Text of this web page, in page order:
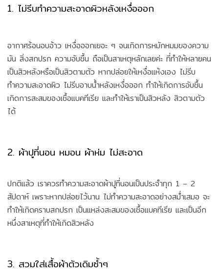
1. ไม่รีบทำความสะอาดผิวหลังเหงื่อออก
อากาศร้อนอบอ้าว เหงื่อออกเยอะ ๆ จนเกิดการหมักหมมของความ
มัน สิ่งสกปรก ความอับชื้น ถือเป็นสาเหตุหลักเลยค่ะ ที่ทำให้หลายคน
เป็นสิวหลังหรือเป็นสิวตามตัว หากปล่อยให้เหงื่อแห้งเอง ไม่รีบ
ทำความสะอาดผิว ไม่รีบอาบน้ำหลังเหงื่อออก ทำให้เกิดการอับชื้น
เกิดการสะสมของเชื้อแบคทีเรีย และทำให้เราเป็นสิวหลัง สิวตามตัว
ได้
2. ผ้าปูที่นอน หมอน ผ้าห่ม ไม่สะอาด
ปกติแล้ว เราควรทำความสะอาดผ้าปูที่นอนเป็นประจำทุก 1 – 2
สัปดาห์ เพราะหากปล่อยไว้นาน ไม่ทำความสะอาดอย่างสม่ำเสมอ จะ
ทำให้เกิดคราบสกปรก เป็นแหล่งสะสมของเชื้อแบคทีเรีย และเป็นอีก
หนึ่งสาเหตุที่ทำให้เกิดสิวหลัง
3. สวมใส่เสื้อผ้าตัวเดิมซ้ำๆ